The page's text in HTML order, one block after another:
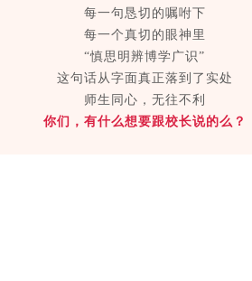
每一句恳切的嘱咐下
每一个真切的眼神里
“慎思明辨博学广识”
这句话从字面真正落到了实处
师生同心，无往不利
你们，有什么想要跟校长说的么？